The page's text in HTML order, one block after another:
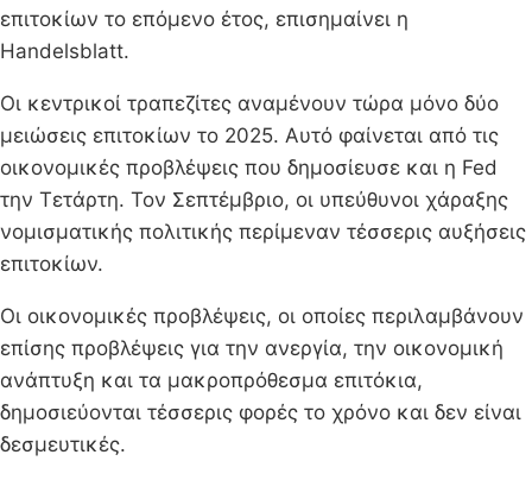
επιτοκίων το επόμενο έτος, επισημαίνει η
Handelsblatt.
Οι κεντρικοί τραπεζίτες αναμένουν τώρα μόνο δύο
μειώσεις επιτοκίων το 2025. Αυτό φαίνεται από τις
οικονομικές προβλέψεις που δημοσίευσε και η Fed
την Τετάρτη. Τον Σεπτέμβριο, οι υπεύθυνοι χάραξης
νομισματικής πολιτικής περίμεναν τέσσερις αυξήσεις
επιτοκίων.
Οι οικονομικές προβλέψεις, οι οποίες περιλαμβάνουν
επίσης προβλέψεις για την ανεργία, την οικονομική
ανάπτυξη και τα μακροπρόθεσμα επιτόκια,
δημοσιεύονται τέσσερις φορές το χρόνο και δεν είναι
δεσμευτικές.